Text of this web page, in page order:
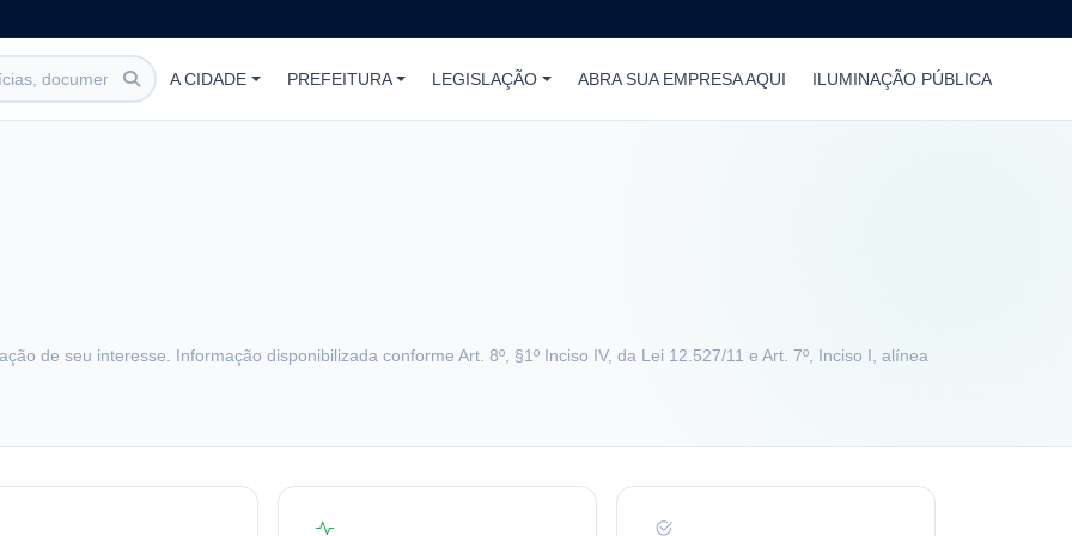
A CIDADE PREFEITURA LEGISLAÇÃO ABRA SUA EMPRESA AQUI ILUMINAÇÃO PÚBLICA
de seu interesse. Informação disponibilizada conforme Art. 8º, §1º Inciso IV, da Lei 12.527/11 e Art. 7º, Inciso I, alínea